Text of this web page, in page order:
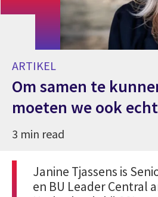
ARTIKEL
Om samen te
moeten we ook
3 min read
Janine Tjassens is
en BU Leader Central